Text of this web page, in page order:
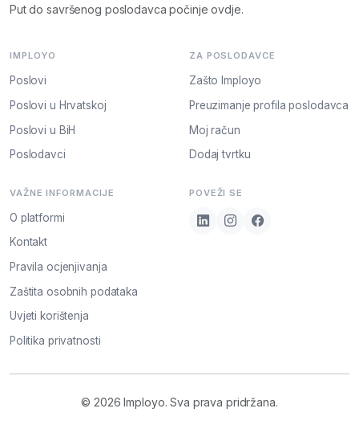
Put do savršenog poslodavca počinje ovdje.
IMPLOYO
Poslovi
Poslovi u Hrvatskoj
Poslovi u BiH
Poslodavci
ZA POSLODAVCE
Zašto Imployo
Preuzimanje profila poslodavca
Moj račun
Dodaj tvrtku
VAŽNE INFORMACIJE
O platformi
Kontakt
Pravila ocjenjivanja
Zaštita osobnih podataka
Uvjeti korištenja
Politika privatnosti
POVEŽI SE
© 2026 Imployo. Sva prava pridržana.